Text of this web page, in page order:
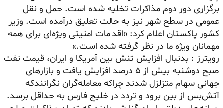
برگزاری دور دوم مذاکرات تخلیه شده است. حمل و نقل
عمومی در سطح شهر نیز به حالت تعلیق درآمده است. وزیر
کشور پاکستان اعلام کرد: «اقدامات امنیتی ویژه‌ای برای همه
مهمانان ویژه ما در نظر گرفته شده است.»
رویترز :‌ بدنبال افزایش تنش بین آمریکا و ایران، قیمت نفت
صبح دوشنبه بیش از ۵ درصد افزایش یافت و بازارهای
جهانی سهام متزلزل شدند چراکه معامله‌گران نگرانندکه
آتش‌بس از بین برود و تردد در خلیج فارس به حداقل برسد.